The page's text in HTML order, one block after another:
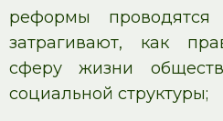
реформы проводятся
затрагивают, как
сферу жизни
социальной структуры;